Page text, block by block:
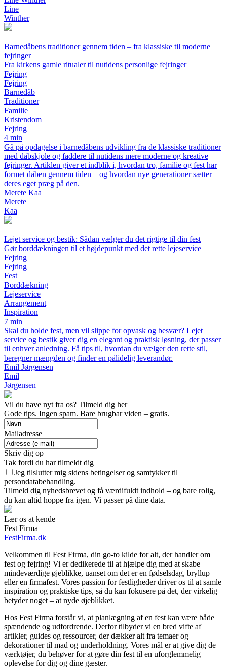
Line
Winther
Barnedåbens traditioner gennem tiden – fra klassiske til moderne
fejringer
Fra kirkens gamle ritualer til nutidens personlige fejringer
Fejring
Fejring
Barnedåb
Traditioner
Familie
Kristendom
Fejring
4 min
Gå på opdagelse i barnedåbens udvikling fra de klassiske traditioner
med dåbskjole og faddere til nutidens mere moderne og kreative
fejringer. Artiklen giver et indblik i, hvordan tro, familie og fest har
formet dåben gennem tiden – og hvordan nye generationer sætter
deres eget præg på den.
Merete Kaa
Merete
Kaa
Lejet service og bestik: Sådan vælger du det rigtige til din fest
Gør borddækningen til et højdepunkt med det rette lejeservice
Fejring
Fejring
Fest
Borddækning
Lejeservice
Arrangement
Inspiration
7 min
Skal du holde fest, men vil slippe for opvask og besvær? Lejet
service og bestik giver dig en elegant og praktisk løsning, der passer
til enhver anledning. Få tips til, hvordan du vælger den rette stil,
beregner mængden og finder en pålidelig leverandør.
Emil Jørgensen
Emil
Jørgensen
Vil du have nyt fra os? Tilmeld dig her
Gode tips. Ingen spam. Bare brugbar viden – gratis.
Mailadresse
Skriv dig op
Tak fordi du har tilmeldt dig
Jeg tilslutter mig sidens betingelser og samtykker til
persondatabehandling.
Tilmeld dig nyhedsbrevet og få værdifuldt indhold – og bare rolig,
du kan altid hoppe fra igen. Vi passer på dine data.
Lær os at kende
Fest Firma
FestFirma.dk
Velkommen til Fest Firma, din go-to kilde for alt, der handler om
fest og fejring! Vi er dedikerede til at hjælpe dig med at skabe
mindeværdige øjeblikke, uanset om det er en fødselsdag, bryllup
eller en firmafest. Vores passion for festligheder driver os til at samle
inspiration og praktiske tips, så du kan fokusere på det, der virkelig
betyder noget – at nyde øjeblikket.
Hos Fest Firma forstår vi, at planlægning af en fest kan være både
spændende og udfordrende. Derfor tilbyder vi en bred vifte af
artikler, guides og ressourcer, der dækker alt fra temaer og
dekorationer til mad og underholdning. Vores mål er at give dig de
værktøjer, du behøver for at gøre din fest til en uforglemmelig
oplevelse for dig og dine gæster.